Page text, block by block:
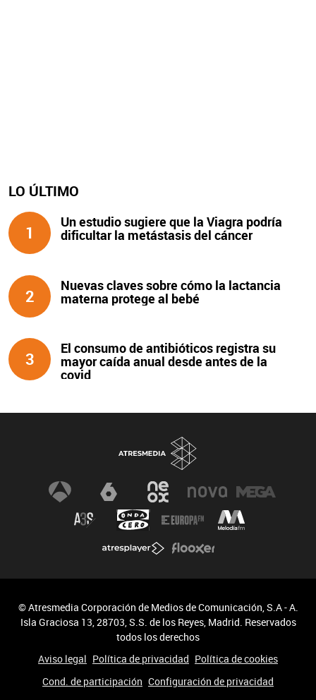
LO ÚLTIMO
1
Un estudio sugiere que la Viagra podría
dificultar la metástasis del cáncer
2
Nuevas claves sobre cómo la lactancia
materna protege al bebé
3
El consumo de antibióticos registra su
mayor caída anual desde antes de la
covid
© Atresmedia Corporación de Medios de Comunicación, S.A - A.
Isla Graciosa 13, 28703, S.S. de los Reyes, Madrid. Reservados
todos los derechos
Aviso legal Política de privacidad Política de cookies
Cond. de participación Configuración de privacidad